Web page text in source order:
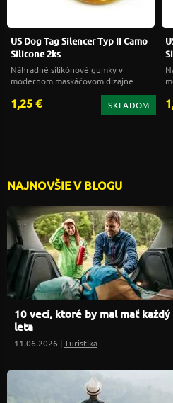
US Dog Tag Silencer Typ II Camo
Silicone 2ks
Náhradné silikónové gumky v
modernom maskáčovom dizajne
1,25 € SKLADOM
NAJNOVŠIE V BLOGU
10 vecí, ktoré by mal mať
leta
11.06.2026 |Turistika